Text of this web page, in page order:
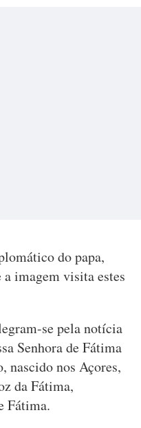
do papa,
imagem visita estes
se pela notícia
Senhora de Fátima
nascido nos Açores,
da Fátima,
Fátima.